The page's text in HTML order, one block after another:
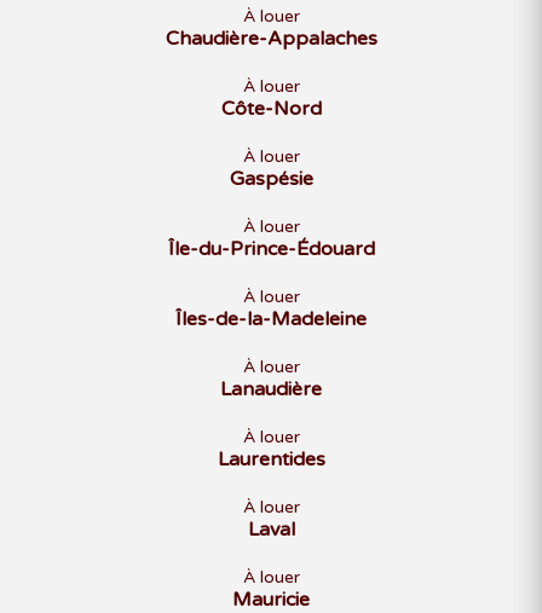
À louer
Chaudière-Appalaches
À louer
Côte-Nord
À louer
Gaspésie
À louer
Île-du-Prince-Édouard
À louer
Îles-de-la-Madeleine
À louer
Lanaudière
À louer
Laurentides
À louer
Laval
À louer
Mauricie